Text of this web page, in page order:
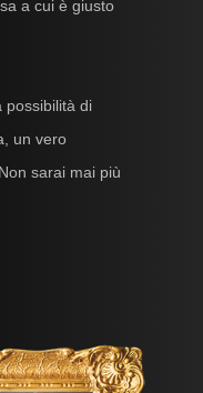
a cui è giusto
possibilità di
un vero
sarai mai più